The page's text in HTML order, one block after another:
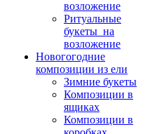
возложение
Ритуальные
букеты на
возложение
Новогогодние
композиции из ели
Зимние букеты
Композиции в
ящиках
Композиции в